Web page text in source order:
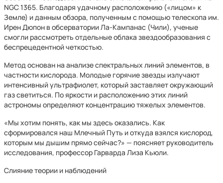
NGC 1365. Благодаря удачному расположению («лицом» к
Земле) и данным обзора, полученным с помощью телескопа им.
Ирен Дюпон в обсерватории Ла-Кампанас (Чили), ученые
смогли рассмотреть отдельные облака звездообразования с
беспрецедентной четкостью.
Метод основан на анализе спектральных линий элементов, в
частности кислорода. Молодые горячие звезды излучают
интенсивный ультрафиолет, который заставляет окружающий
газ светиться. По яркости и расположению этих линий
астрономы определяют концентрацию тяжелых элементов.
«Мы хотим понять, как мы здесь оказались. Как
сформировался наш Млечный Путь и откуда взялся кислород,
которым мы дышим прямо сейчас?» — поясняет руководитель
исследования, профессор Гарварда Лиза Кьюли.
Слияние теории и наблюдений